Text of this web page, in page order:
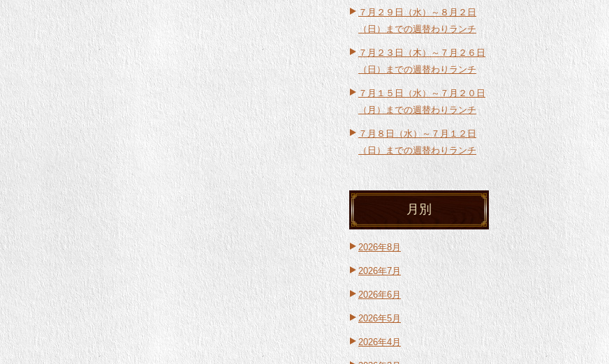
７月２９日（水）～８月２日
（日）までの週替わりランチ
７月２３日（木）～７月２６日
（日）までの週替わりランチ
７月１５日（水）～７月２０日
（月）までの週替わりランチ
７月８日（水）～７月１２日
（日）までの週替わりランチ
月別
2026年8月
2026年7月
2026年6月
2026年5月
2026年4月